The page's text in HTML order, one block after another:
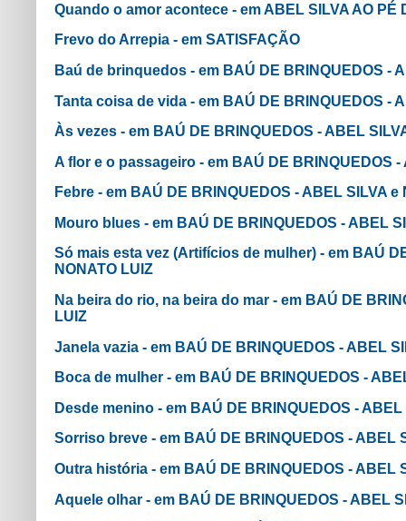
Quando o amor acontece - em ABEL SILVA AO PÉ
Frevo do Arrepia - em SATISFAÇÃO
Baú de brinquedos - em BAÚ DE BRINQUEDOS -
Tanta coisa de vida - em BAÚ DE BRINQUEDOS -
Às vezes - em BAÚ DE BRINQUEDOS - ABEL
A flor e o passageiro - em BAÚ DE BRINQUEDOS -
Febre - em BAÚ DE BRINQUEDOS - ABEL SILVA e
Mouro blues - em BAÚ DE BRINQUEDOS - ABEL
Só mais esta vez (Artifícios de mulher) - em BAÚ
NONATO LUIZ
Na beira do rio, na beira do mar - em BAÚ DE
LUIZ
Janela vazia - em BAÚ DE BRINQUEDOS - ABEL
Boca de mulher - em BAÚ DE BRINQUEDOS -
Desde menino - em BAÚ DE BRINQUEDOS - ABEL
Sorriso breve - em BAÚ DE BRINQUEDOS - ABEL
Outra história - em BAÚ DE BRINQUEDOS - ABEL
Aquele olhar - em BAÚ DE BRINQUEDOS - ABEL